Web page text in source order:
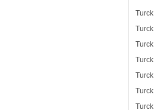
Turck
Turck
Turck
Turck
Turck
Turck
Turck